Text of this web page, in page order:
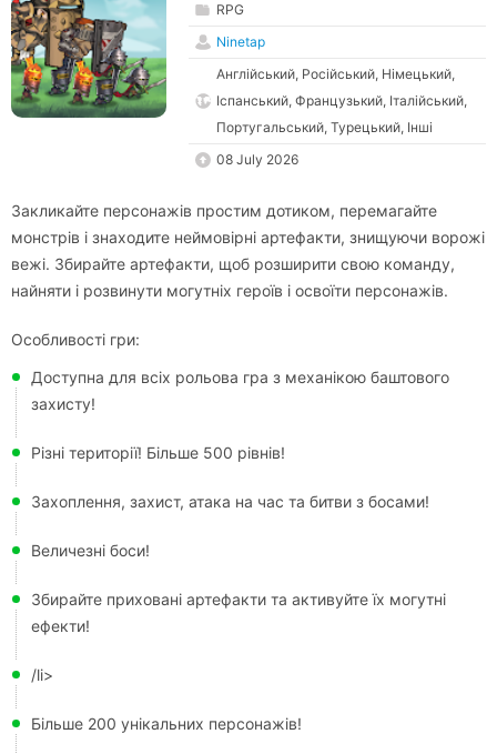
RPG
Ninetap
Англійський, Російський, Німецький,
Іспанський, Французький, Італійський,
Португальський, Турецький, Інші
08 July 2026
Закликайте персонажів простим дотиком, перемагайте
монстрів і знаходите неймовірні артефакти, знищуючи ворожі
вежі. Збирайте артефакти, щоб розширити свою команду,
найняти і розвинути могутніх героїв і освоїти персонажів.
Особливості гри:
Доступна для всіх рольова гра з механікою баштового
захисту!
Різні території! Більше 500 рівнів!
Захоплення, захист, атака на час та битви з босами!
Величезні боси!
Збирайте приховані артефакти та активуйте їх могутні
ефекти!
/li>
Більше 200 унікальних персонажів!